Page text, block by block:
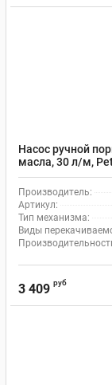
Насос ручной
масла, 30 л/м,
цинк/латунь/БНК
Производитель:
Артикул:
Тип механизма:
Виды
3 409 руб